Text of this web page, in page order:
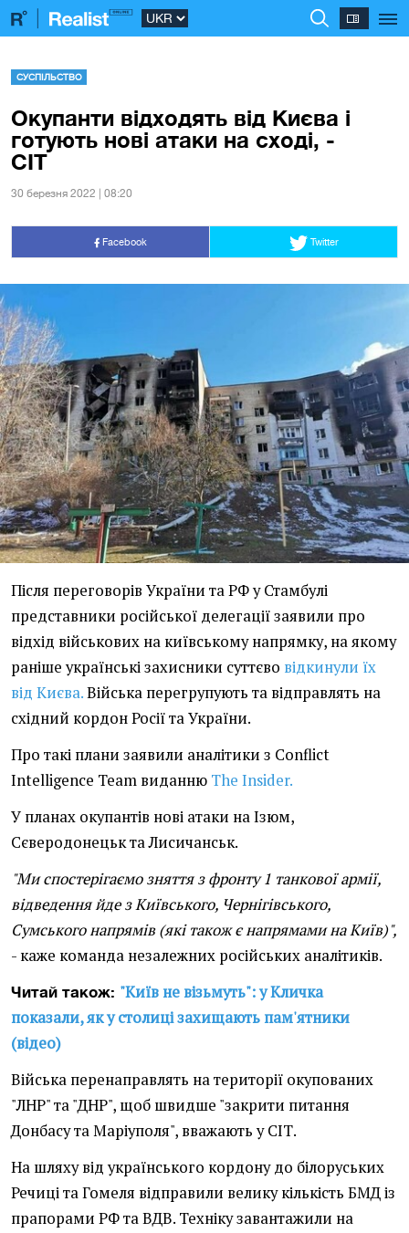
СУСПІЛЬСТВО
Окупанти відходять від Києва і
готують нові атаки на сході, -
CIT
30 березня 2022 | 08:20
Facebook Twitter
Після переговорів України та РФ у Стамбулі
представники російської делегації заявили про
відхід військових на київському напрямку, на якому
раніше українські захисники суттєво відкинули їх
від Києва.Війська перегрупують та відправлять на
східний кордон Росії та України.
Про такі плани заявили аналітики з Conflict
Intelligence Team виданню The Insider.
У планах окупантів нові атаки на Ізюм,
Сєверодонецьк та Лисичанськ.
"Ми спостерігаємо зняття з фронту 1 танкової армії,
відведення йде з Київського, Чернігівського,
Сумського напрямів (які також є напрямами на Київ)",
- каже команда незалежних російських аналітиків.
Читай також: "Київ не візьмуть": у Кличка
показали, як у столиці захищають пам'ятники
(відео)
Війська перенаправлять на території окупованих
"ЛНР" та "ДНР", щоб швидше "закрити питання
Донбасу та Маріуполя", вважають у СІТ.
На шляху від українського кордону до білоруських
Речиці та Гомеля відправили велику кількість БМД із
прапорами РФ та ВДВ. Техніку завантажили на